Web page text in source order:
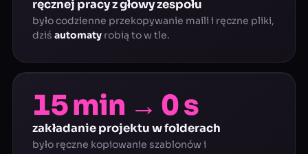
ręcznej pracy z głowy zespołu
było codzienne przekopywanie maili i ręczne pliki,
dziś automaty robią to w tle.
15 min → 0 s
zakładanie projektu w folderach
było ręczne kopiowanie szablonów i